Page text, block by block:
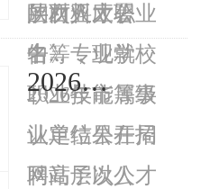
的材料应署
名...
陕西亚太职业
中等专业学校
职业技能等级
认定结果在局
网站予以公
层次人才公
告》，现就
2026年市属事
业单位公开招
聘高层次人才
2026年宝鸡第一中学附属小学公开选调教师公告